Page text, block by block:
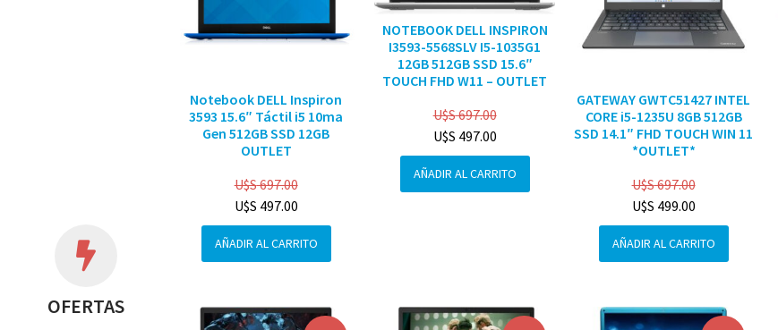
OFERTAS
Notebook DELL Inspiron
3593 15.6″ Táctil i5 10ma
Gen 512GB SSD 12GB
OUTLET
U$S697.00
U$S 497.00
AÑADIR AL CARRITO
NOTEBOOK DELL INSPIRON
I3593-5568SLV I5-1035G1
12GB 512GB SSD 15.6″
TOUCH FHD W11 – OUTLET
U$S697.00
U$S 497.00
AÑADIR AL CARRITO
GATEWAY GWTC51427 INTEL
CORE i5-1235U 8GB 512GB
SSD 14.1″ FHD TOUCH WIN 11
*OUTLET*
U$S697.00
U$S 499.00
AÑADIR AL CARRITO